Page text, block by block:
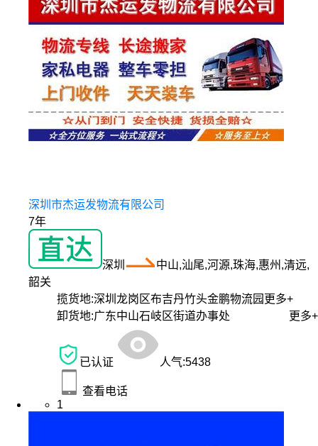
深圳市杰运发物流有限公司
7年
深圳
中山,汕尾,河源,珠海,惠州,清远,
韶关
揽货地:深圳龙岗区布吉丹竹头金鹏物流园 更多+
卸货地:广东中山石岐区街道办事处 更多+
已认证 人气:5438
查看电话
1